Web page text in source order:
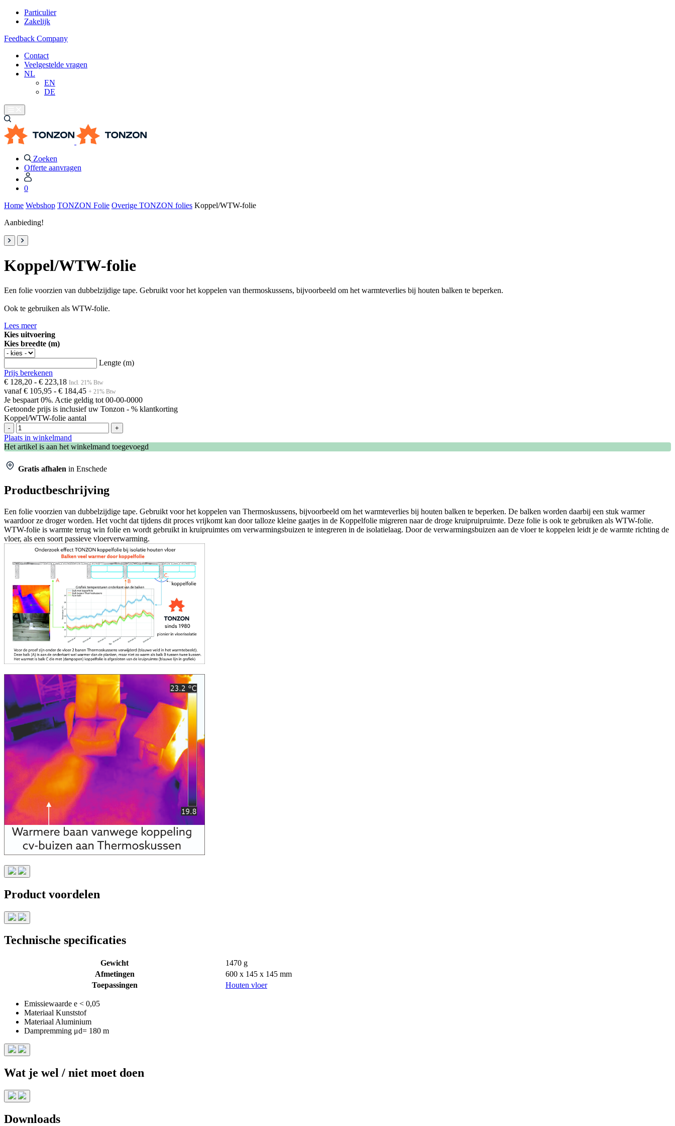
Particulier
Zakelijk
Feedback Company
Contact
Veelgestelde vragen
NL
EN
DE
Zoeken
Offerte aanvragen
0
Home Webshop TONZON Folie Overige TONZON folies Koppel/WTW-folie
Aanbieding!
Koppel/WTW-folie
Een folie voorzien van dubbelzijdige tape. Gebruikt voor het koppelen van thermoskussens, bijvoorbeeld om het warmteverlies bij houten balken te beperken.
Ook te gebruiken als WTW-folie.
Lees meer
Kies uitvoering
Kies breedte (m)
Lengte (m)
Prijs berekenen
€ 128,20 - € 223,18 Incl. 21% Btw
vanaf€ 105,95 - € 184,45 + 21% Btw
Je bespaart 0%. Actie geldig tot 00-00-0000
Getoonde prijs is inclusief uw Tonzon - % klantkorting
Koppel/WTW-folie aantal
- +
Plaats in winkelmand
Het artikel is aan het winkelmand toegevoegd
Gratis afhalen in Enschede
Productbeschrijving
Een folie voorzien van dubbelzijdige tape. Gebruikt voor het koppelen van Thermoskussens, bijvoorbeeld om het warmteverlies bij houten balken te beperken. De balken worden daarbij een stuk warmer
waardoor ze droger worden. Het vocht dat tijdens dit proces vrijkomt kan door talloze kleine gaatjes in de Koppelfolie migreren naar de droge kruipruipruimte. Deze folie is ook te gebruiken als WTW-folie.
WTW-folie is warmte terug win folie en wordt gebruikt in kruipruimtes om verwarmingsbuizen te integreren in de isolatielaag. Door de verwarmingsbuizen aan de vloer te koppelen leidt je de warmte richting de
vloer, als een soort passieve vloerverwarming.
Product voordelen
Technische specificaties
Gewicht
1470 g
Afmetingen
600 x 145 x 145 mm
Toepassingen
Houten vloer
Emissiewaarde e < 0,05
Materiaal Kunststof
Materiaal Aluminium
Dampremming μd= 180 m
Wat je wel / niet moet doen
Downloads